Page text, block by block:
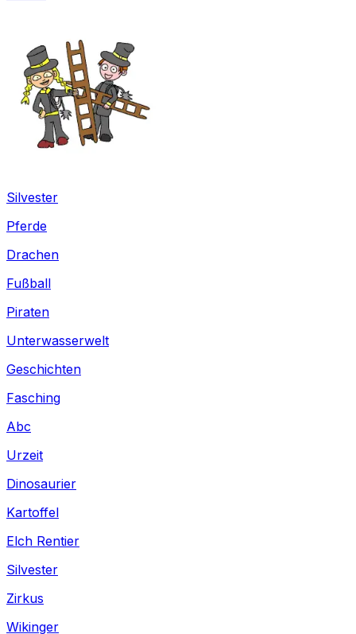
Silvester
Pferde
Drachen
Fußball
Piraten
Unterwasserwelt
Geschichten
Fasching
Abc
Urzeit
Dinosaurier
Kartoffel
Elch Rentier
Silvester
Zirkus
Wikinger